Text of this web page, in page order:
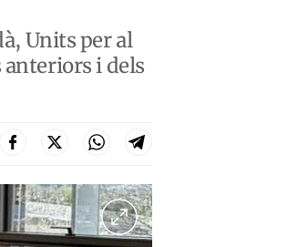
Units per al
anteriors i dels